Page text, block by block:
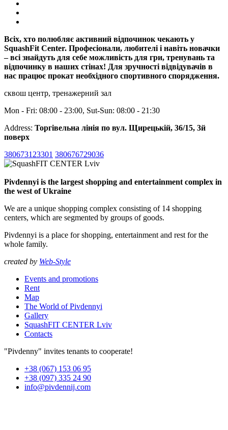
Всіх, хто полюбляє активний відпочинок чекають у
SquashFit Center. Професіонали, любителі і навіть новачки
– всі знайдуть для себе можливість для гри, тренувань та
відпочинку в наших стінах! Для зручності відвідувачів в
нас працює прокат необхідного спортивного спорядження.
сквош центр, тренажерний зал
Mon - Fri: 08:00 - 23:00, Sut-Sun: 08:00 - 21:30
Address: Торгівельна лінія по вул. Щирецькій, 36/15, 3й
поверх
380673123301 380676729036
Pivdennyi is the largest shopping and entertainment complex in
the west of Ukraine
We are a unique shopping complex consisting of 14 shopping
centers, which are segmented by groups of goods.
Pivdennyi is a place for shopping, entertainment and rest for the
whole family.
created by Web-Style
Events and promotions
Rent
Map
The World of Pivdennyi
Gallery
SquashFIT CENTER Lviv
Contacts
"Pivdenny" invites tenants to cooperate!
+38 (067) 153 06 95
+38 (097) 335 24 90
info@pivdennij.com